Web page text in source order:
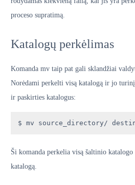
proceso supratimą.
Katalogų perkėlimas
Komanda mv taip pat gali sklandžiai
Norėdami perkelti visą katalogą ir jo
ir paskirties katalogus:
$ mv source_directory/
Ši komanda perkelia visą šaltinio
katalogą.